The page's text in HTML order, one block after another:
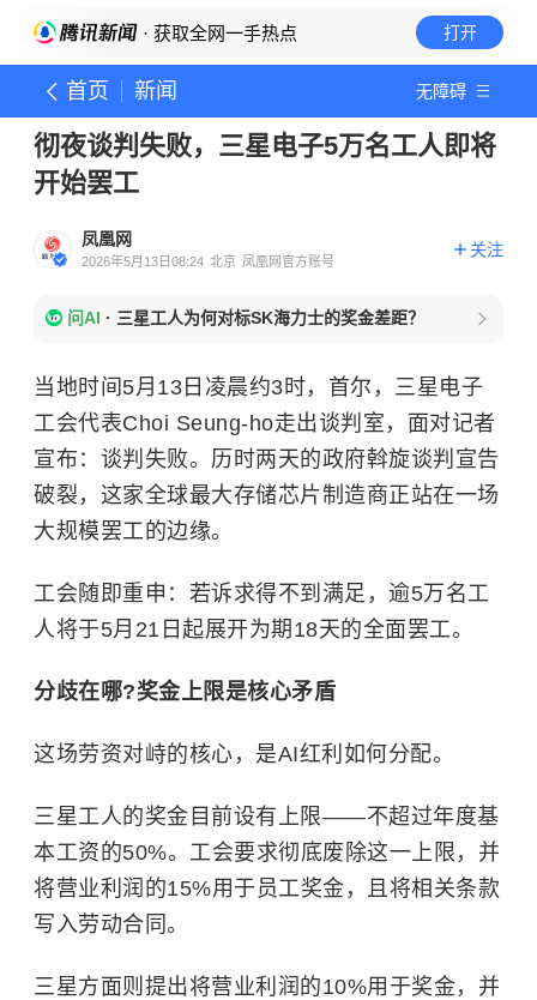
· 获取全网一手热点 打开
首页 新闻 无障碍
彻夜谈判失败，三星电子5万名工人即将
开始罢工
凤凰网
2026年5月13日08:24 北京 凤凰网官方账号
关注
问AI · 三星工人为何对标SK海力士的奖金差距？
当地时间5月13日凌晨约3时，首尔，三星电子
工会代表Choi Seung-ho走出谈判室，面对记者
宣布：谈判失败。历时两天的政府斡旋谈判宣告
破裂，这家全球最大存储芯片制造商正站在一场
大规模罢工的边缘。
工会随即重申：若诉求得不到满足，逾5万名工
人将于5月21日起展开为期18天的全面罢工。
分歧在哪?奖金上限是核心矛盾
这场劳资对峙的核心，是AI红利如何分配。
三星工人的奖金目前设有上限——不超过年度基
本工资的50%。工会要求彻底废除这一上限，并
将营业利润的15%用于员工奖金，且将相关条款
写入劳动合同。
三星方面则提出将营业利润的10%用于奖金，并